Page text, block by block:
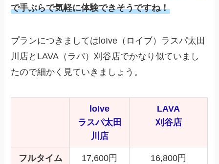
で手ぶらで気軽に体験できそうですね！
プランにつきましてはloIve（ロイブ）ラスパ太田
川店とLAVA（ラバ）刈谷店でかなり似ていまし
たので細かく見ていきましょう。
loIve
ラスパ太田
川店
LAVA
刈谷店
フルタイム
17,600円
16,800円